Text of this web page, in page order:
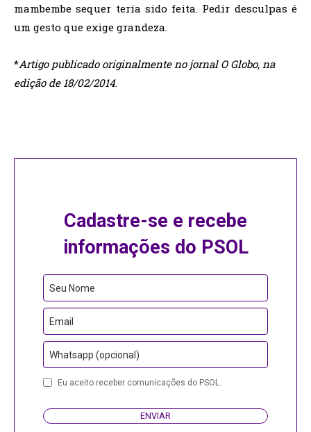
mambembe sequer teria sido feita. Pedir desculpas é
um gesto que exige grandeza.
*Artigo publicado originalmente no jornal O Globo, na
edição de 18/02/2014.
Cadastre-se e recebe
informações do PSOL
Seu Nome
Email
Whatsapp (opcional)
PhoneEu aceito receber comunicações do PSOL.
ENVIAR